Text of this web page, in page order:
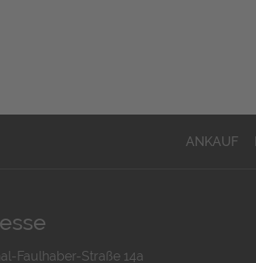
ANKAUF
Faulhaber-Straße 14a